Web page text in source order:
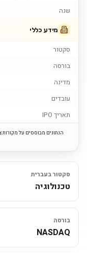
שנה
מידע כללי
סקטור
בורסה
מדינה
עובדים
תאריך IPO
סקטור בעברית
טכנולוגיה
בורסה
NASDAQ